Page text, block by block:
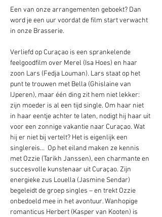
Een van onze arrangementen geboekt? Dan
word je een uur voordat de film start verwacht
in onze Brasserie.
Verliefd op Curaçao is een sprankelende
feelgoodfilm over Merel (Isa Hoes) en haar
zoon Lars (Fedja Louman). Lars staat op het
punt te trouwen met Bella (Ghislaine van
IJperen), maar één ding zit hem niet lekker:
zijn moeder is al een tijd single. Om haar niet
in haar eentje achter te laten, nodigt hij haar uit
voor een zonnige vakantie naar Curaçao. Wat
hij er niet bij vertelt? Het is eigenlijk een
singlereis…  Op het eiland maken ze kennis
met Ozzie (Tarikh Janssen), een charmante en
succesvolle kunstenaar uit Curaçao. Zijn
energieke zus Louella (Jasmine Sendar)
begeleidt de groep singles – en trekt Ozzie
onbedoeld mee in het avontuur. Wanhopige
romanticus Herbert (Kasper van Kooten) is